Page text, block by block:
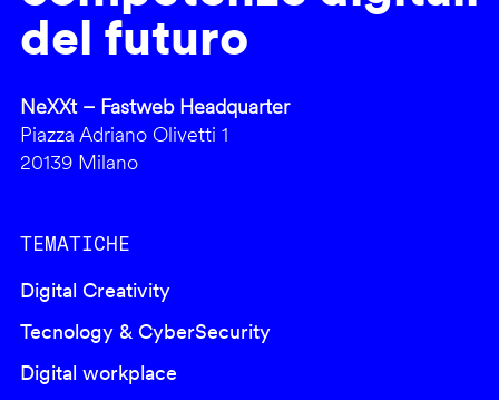
del futuro
NeXXt – Fastweb Headquarter
Piazza Adriano Olivetti 1
20139 Milano
TEMATICHE
Digital Creativity
Tecnology & CyberSecurity
Digital workplace